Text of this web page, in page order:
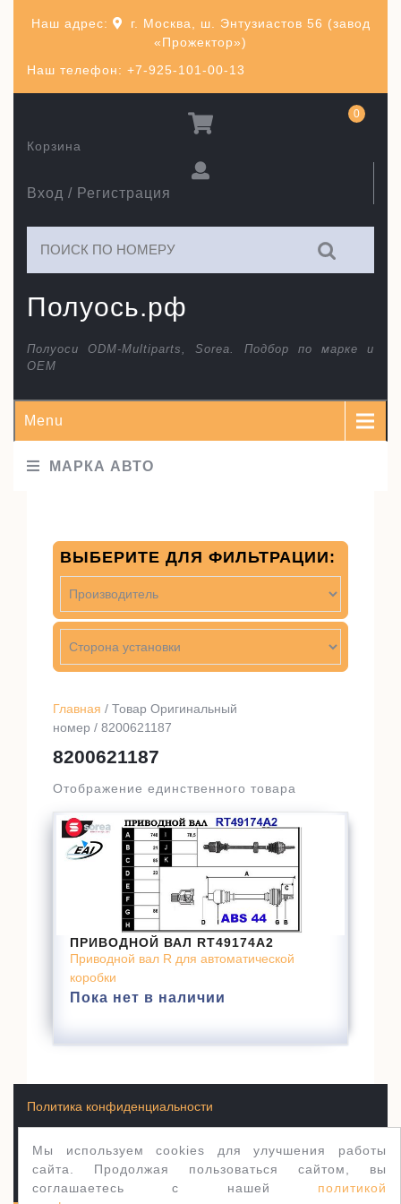
Наш телефон: +7-925-101-00-13
Наш адрес:
г. Москва, ш. Энтузиастов 56 (завод
«Прожектор»)
Полуось.рф
Полуоси ODM-Multiparts, Sorea. Подбор по марке и
ОЕМ
Вход / Регистрация
Корзина
0
Menu
МАРКА АВТО
Главная / Товар Оригинальный
номер / 8200621187
8200621187
Отображение единственного товара
ПРИВОДНОЙ ВАЛ RT49174A2
Приводной вал R для автоматической
коробки
Пока нет в наличии
ВЫБЕРИТЕ ДЛЯ ФИЛЬТРАЦИИ:
Мы используем cookies для улучшения работы
сайта. Продолжая пользоваться сайтом, вы
соглашаетесь с нашей политикой
Условия продажи товаров
Политика конфиденциальности